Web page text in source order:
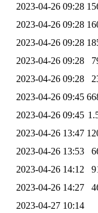
2023-04-26 09:28
2023-04-26 09:28
2023-04-26 09:28
2023-04-26 09:28
2023-04-26 09:28
2023-04-26 09:45
2023-04-26 09:45
2023-04-26 13:47
2023-04-26 13:53
2023-04-26 14:12
2023-04-26 14:27
2023-04-27 10:14